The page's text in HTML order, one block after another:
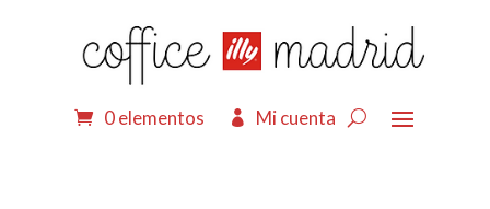
0 elementos Mi cuenta